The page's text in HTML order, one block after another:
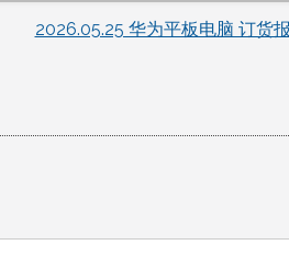
2026.05.25 华为平板电脑 订货